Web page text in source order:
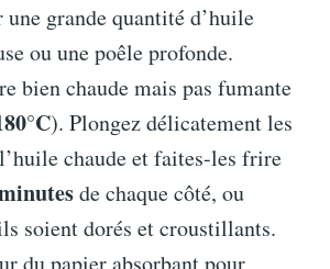
une grande quantité d’huile
ou une poêle profonde.
bien chaude mais pas fumante
). Plongez délicatement les
chaude et faites-les frire
de chaque côté, ou
soient dorés et croustillants.
du papier absorbant pour